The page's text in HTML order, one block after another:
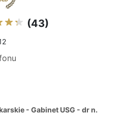
(43)
- Gabinet USG - dr n.